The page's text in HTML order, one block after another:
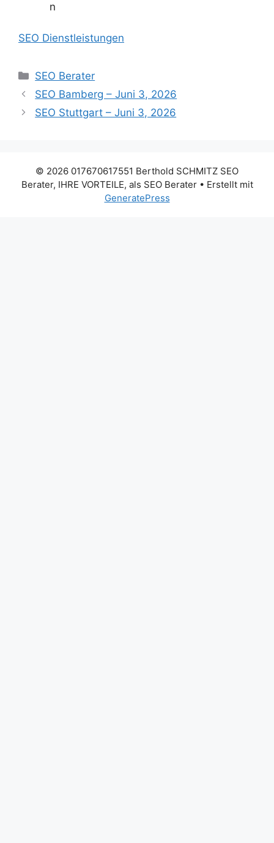
n
SEO Dienstleistungen
Kategorien
SEO Berater
SEO Bamberg – Juni 3, 2026
SEO Stuttgart – Juni 3, 2026
© 2026 017670617551 Berthold SCHMITZ SEO
Berater, IHRE VORTEILE, als SEO Berater• Erstellt mit
GeneratePress